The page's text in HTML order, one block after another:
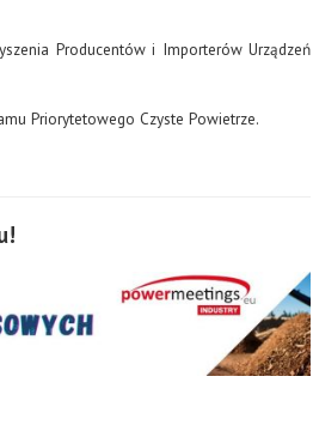
Producentów i Importerów Urządzeń
Priorytetowego Czyste Powietrze.